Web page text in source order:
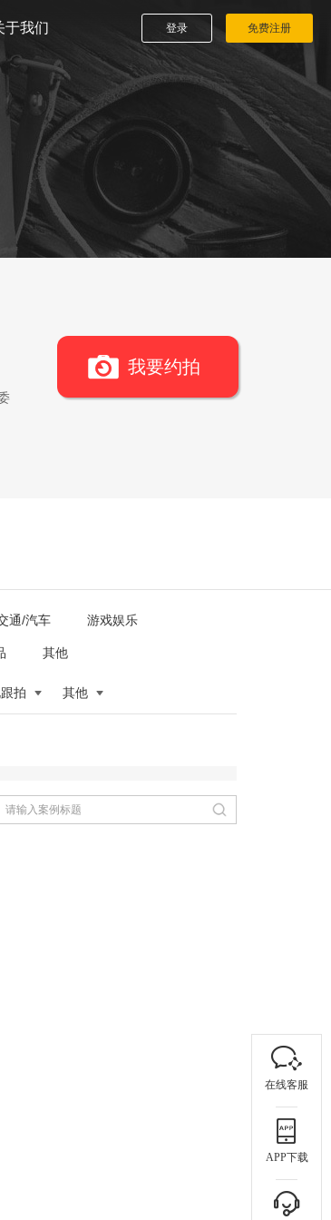
于我们 登录 免费注册
我要约拍
通/汽车 游戏娱乐
其他
拍 其他
在线客服
APP下载